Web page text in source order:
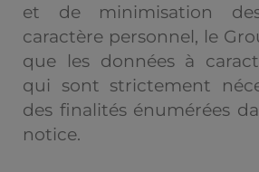
et de minimisation
caractère personnel, le
que les données à
qui sont strictement
des finalités énumérées
notice.